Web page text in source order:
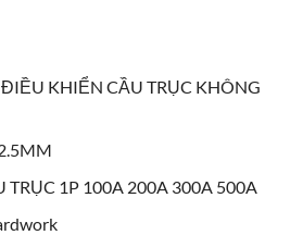
KHIỂN CẦU TRỤC KHÔNG
TRỤC 1P 100A 200A 300A 500A